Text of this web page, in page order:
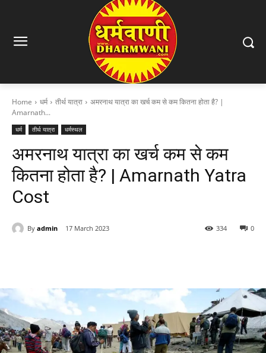
Home धर्म तीर्थ यात्रा
अमरनाथ यात्रा का खर्च कम से कम कितना होता है? |
Amarnath...
धर्म तीर्थ यात्रा धर्मस्थल
अमरनाथ यात्रा का खर्च कम से कम
कितना होता है? | Amarnath Yatra
Cost
By admin 17 March 2023 0
334